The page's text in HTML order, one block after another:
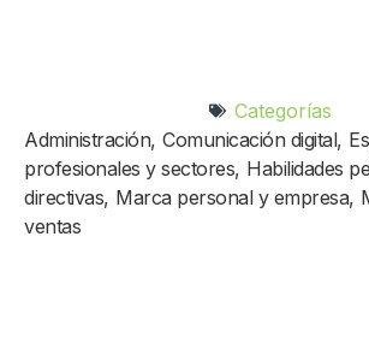
Categorías
Administración, Comunicación digital,
profesionales y sectores, Habilidades
directivas, Marca personal y empresa,
ventas